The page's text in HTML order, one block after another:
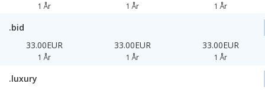
1 År 1 År 1 År
.bid
33.00EUR
1 År
33.00EUR
1 År
33.00EUR
1 År
.luxury